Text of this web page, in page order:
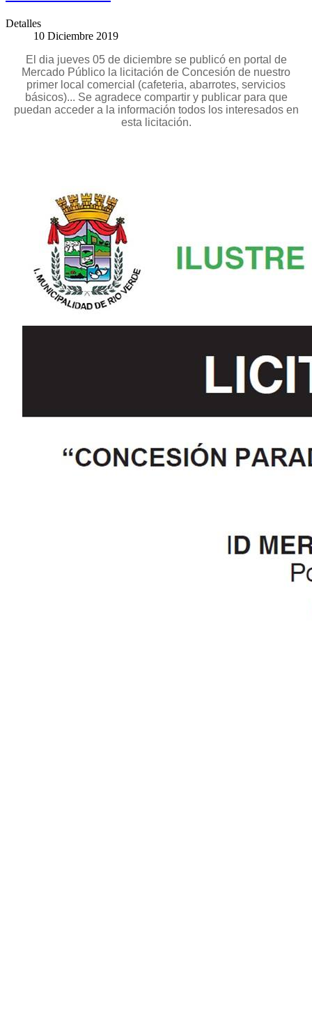
Detalles
10 Diciembre 2019
El dia jueves 05 de diciembre se publicó en portal de
Mercado Público la licitación de Concesión de nuestro
primer local comercial (cafeteria, abarrotes, servicios
básicos)... Se agradece compartir y publicar para que
puedan acceder a la información todos los interesados en
esta licitación.